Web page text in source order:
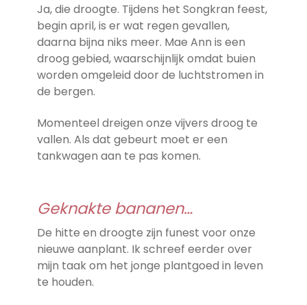
Ja, die droogte. Tijdens het Songkran feest,
begin april, is er wat regen gevallen,
daarna bijna niks meer. Mae Ann is een
droog gebied, waarschijnlijk omdat buien
worden omgeleid door de luchtstromen in
de bergen.
Momenteel dreigen onze vijvers droog te
vallen. Als dat gebeurt moet er een
tankwagen aan te pas komen.
Geknakte bananen…
De hitte en droogte zijn funest voor onze
nieuwe aanplant. Ik schreef eerder over
mijn taak om het jonge plantgoed in leven
te houden.